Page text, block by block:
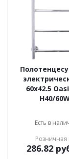
60x42.5
H40/
Есть в
Розничная
286.82